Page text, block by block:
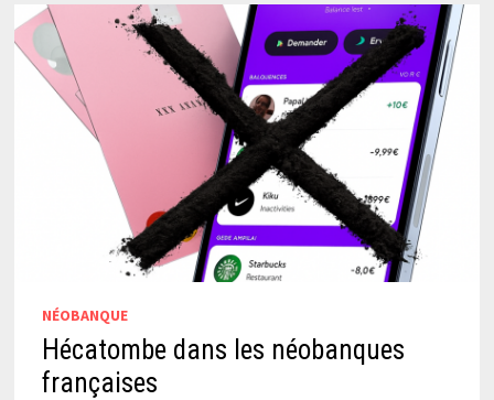
NÉOBANQUE
Hécatombe dans les néobanques
françaises